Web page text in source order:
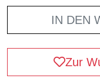
IN DEN
Zur